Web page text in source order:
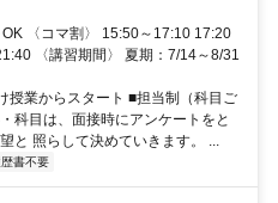
〈コマ割〉 15:50～17:10 17:20
〈講習期間〉 夏期：7/14～8/31
授業からスタート ■担当制（科目ご
科目は、面接時にアンケートをと
と 照らして決めていきます。 ...
歴書不要